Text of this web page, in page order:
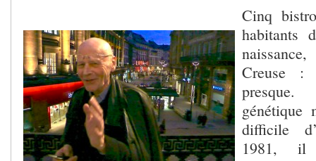
Cinq
habitants
Creuse :
génétique
difficile
1981,